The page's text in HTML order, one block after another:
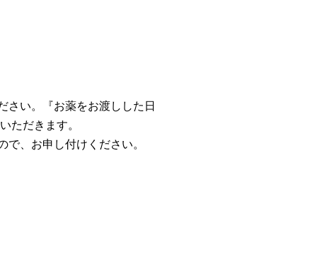
さい。『お薬をお渡しした日
ただきます。
、お申し付けください。